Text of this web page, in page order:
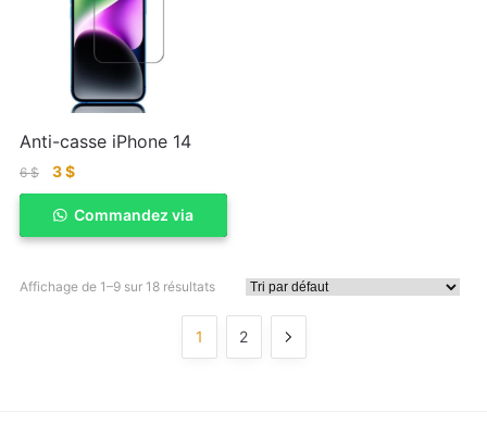
Anti-casse iPhone 14
6$ 3$
ACHETER
Commandez via
Affichage de 1–9 sur 18 résultats
1 2